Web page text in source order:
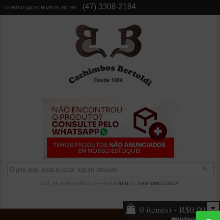
CONTATO@CACHIMBOS.IND.BR (47) 3308-2184
OLÁ, SEJA BEM VINDO! EFETUE LOGIN CRIE UMA CONTA.
0 item(s) - R$0,00
MENU